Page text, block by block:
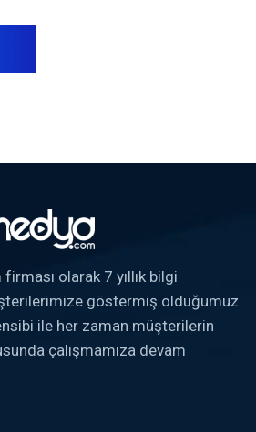
firması olarak 7 yıllık bilgi
göstermiş olduğumuz
ile her zaman müşterilerin
çalışmamıza devam